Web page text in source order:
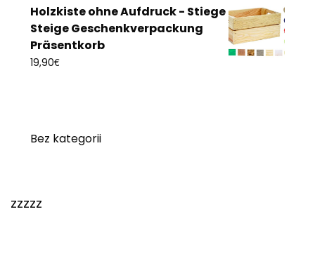
Holzkiste ohne Aufdruck - Stiege
Steige Geschenkverpackung
Präsentkorb
19,90€
Bez kategorii
zzzzz